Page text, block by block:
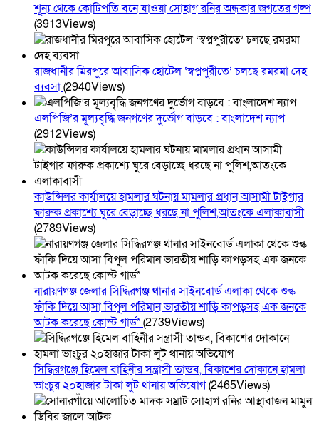
শূন্য থেকে কোটিপতি বনে যাওয়া সোহাগ রনির অন্ধকার জগতের গল্প
(3913Views)
রাজধানীর মিরপুরে আবাসিক হোটেল ‘স্বপ্নপুরীতে’ চলছে রমরমা দেহ
ব্যবসা(2940Views)
এলপিজি’র মূল্যবৃদ্ধি জনগণের দুর্ভোগ বাড়বে : বাংলাদেশ ন্যাপ
(2912Views)
কাউন্সিলর কার্যালয়ে হামলার ঘটনায় মামলার প্রধান আসামী টাইগার
ফারুক প্রকাশ্যে ঘুরে বেড়াচ্ছে ধরছে না পুলিশ,আতংকে এলাকাবাসী
(2789Views)
নারায়ণগঞ্জ জেলার সিদ্ধিরগঞ্জ থানার সাইনবোর্ড এলাকা থেকে শুল্ক
ফাঁকি দিয়ে আসা বিপুল পরিমান ভারতীয় শাড়ি কাপড়সহ এক জনকে
আটক করেছে কোস্ট গার্ড*(2739Views)
সিদ্ধিরগঞ্জে হিমেল বাহিনীর সন্ত্রাসী তান্ডব, বিকাশের দোকানে হামলা
ভাংচুর ২০হাজার টাকা লুট থানায় অভিযোগ(2465Views)